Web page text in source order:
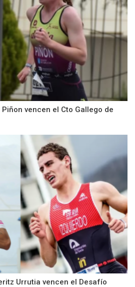
vencen el Cto Gallego de
Urrutia vencen el Desafío